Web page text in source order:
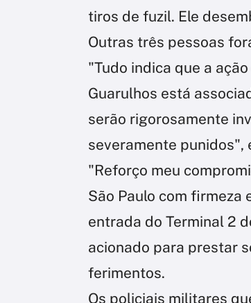
tiros de fuzil. Ele
Outras três pessoas
"Tudo indica que a
Guarulhos está
serão rigorosamente
severamente punidos",
"Reforço meu
São Paulo com firmeza
entrada do Terminal 2
acionado para prestar
ferimentos.
Os policiais militares